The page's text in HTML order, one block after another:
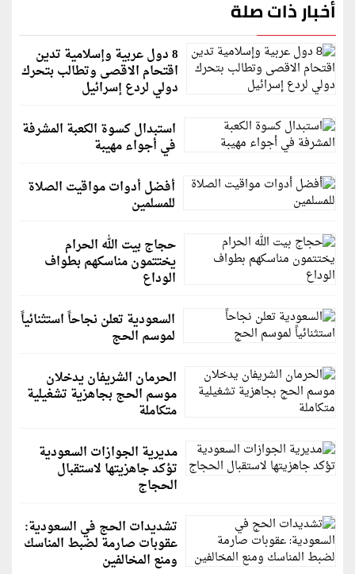
أخبار ذات صلة
8 دول عربية وإسلامية تدين
اقتحام الاقصى وتطالب بتحرك
دولي لردع إسرائيل
استبدال كسوة الكعبة المشرفة
في أجواء مهيبة
أفضل أدوات مواقيت الصلاة
للمسلمين
حجاج بيت الله الحرام
يختتمون مناسكهم بطواف
الوداع
السعودية تعلن نجاحاً استثنائياً
لموسم الحج
الحرمان الشريفان يدخلان
موسم الحج بجاهزية تشغيلية
متكاملة
مديرية الجوازات السعودية
تؤكد جاهزيتها لاستقبال
الحجاج
تشديدات الحج في السعودية:
عقوبات صارمة لضبط المناسك
ومنع المخالفين